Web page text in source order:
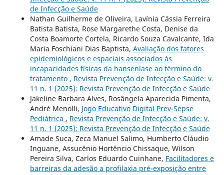
de Infecção e Saúde
Nathan Guilherme de Oliveira, Lavínia Cássia Ferreira
Batista Batista, Rose Margarethe Costa, Denise da
Costa Boamorte Cortela, Ricardo Souza Cavalcante, Ida
Maria Foschiani Dias Baptista, Avaliação dos fatores
epidemiológicos e espaciais associados às
incapacidades físicas da hanseníase ao término do
tratamento , Revista Prevenção de Infecção e Saúde: v.
11 n. 1 (2025): Revista Prevenção de Infecção e Saúde
Jakeline Barbara Alves, Rosângela Aparecida Pimenta,
André Menolli, Jogo Educativo Digital Prev-Sepse
Pediátrica , Revista Prevenção de Infecção e Saúde: v.
11 n. 1 (2025): Revista Prevenção de Infecção e Saúde
Amade Suca, Zeca Manuel Salimo, Humberto Cláudio
Inguane, Assucênio Hortêncio Chissaque, Wilson
Pereira Silva, Carlos Eduardo Cuinhane, Facilitadores e
barreiras da adesão a profilaxia pré-exposição entre